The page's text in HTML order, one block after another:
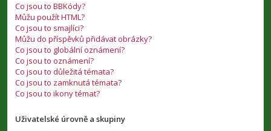
Co jsou to BBKódy?
Můžu použít HTML?
Co jsou to smajlíci?
Můžu do příspěvků přidávat obrázky?
Co jsou to globální oznámení?
Co jsou to oznámení?
Co jsou to důležitá témata?
Co jsou to zamknutá témata?
Co jsou to ikony témat?
Uživatelské úrovně a skupiny